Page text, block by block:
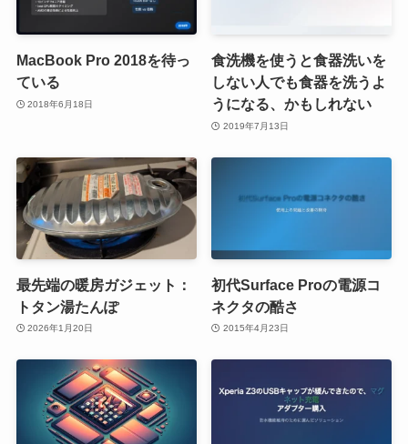
MacBook Pro 2018を待っ
ている
2018年6月18日
食洗機を使うと食器洗いを
しない人でも食器を洗うよ
うになる、かもしれない
2019年7月13日
最先端の暖房ガジェット：
トタン湯たんぽ
2026年1月20日
初代Surface Proの電源コ
ネクタの酷さ
2015年4月23日